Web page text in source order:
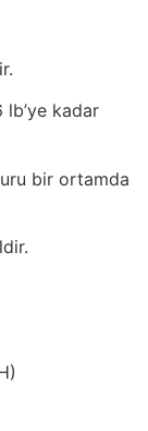
kadar
bir ortamda